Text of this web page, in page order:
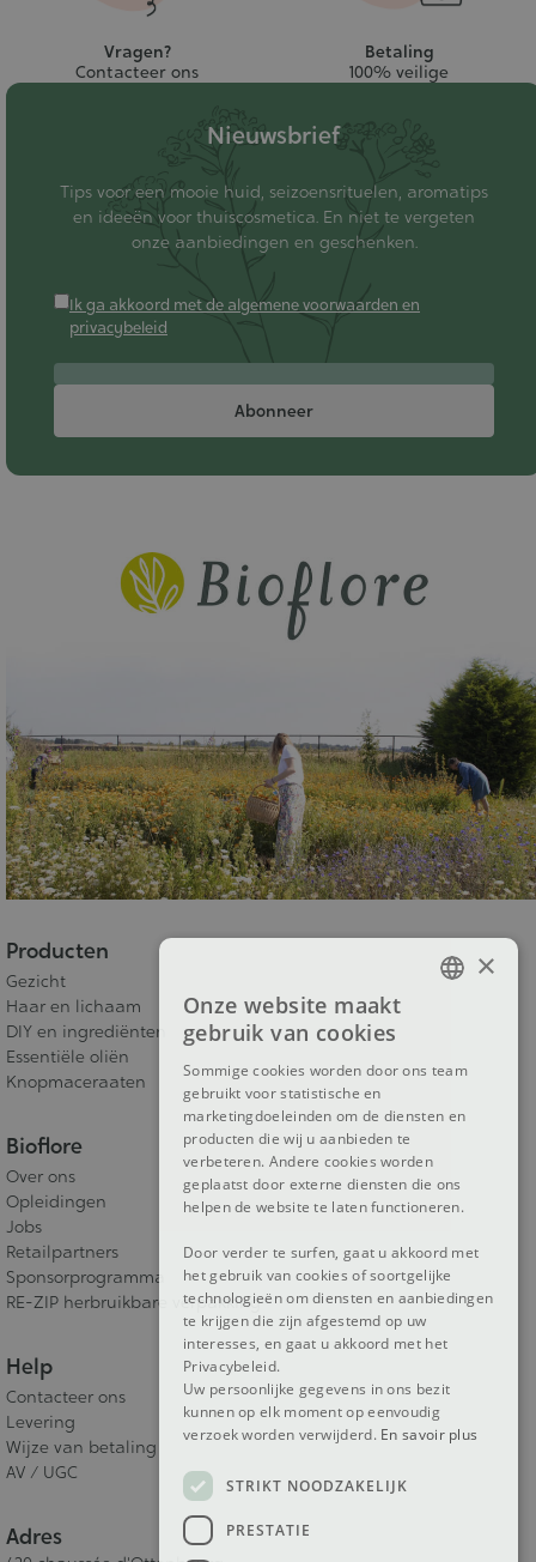
Vragen?
Contacteer ons
Betaling
100% veilige
Producten
Gezicht
Haar en lichaam
DIY en ingrediënten
Essentiële oliën
Knopmaceraaten
Bioflore
Over ons
Opleidingen
Jobs
Retailpartners
Sponsorprogramma
RE-ZIP herbruikbare verpakking
Help
Contacteer ons
Levering
Wijze van betaling
AV / UGC
Adres
Nieuwsbrief
Tips voor een mooie huid, seizoensrituelen, aromatips
en ideeën voor thuiscosmetica. En niet te vergeten
onze aanbiedingen en geschenken.
Ik ga akkoord met de algemene voorwaarden en
privacybeleid
Abonneer
×
Onze website maakt
gebruik van cookies
Sommige cookies worden door ons team
gebruikt voor statistische en
marketingdoeleinden om de diensten en
producten die wij u aanbieden te
verbeteren. Andere cookies worden
geplaatst door externe diensten die ons
helpen de website te laten functioneren.
Door verder te surfen, gaat u akkoord met
het gebruik van cookies of soortgelijke
technologieën om diensten en aanbiedingen
te krijgen die zijn afgestemd op uw
interesses, en gaat u akkoord met het
Privacybeleid.
Uw persoonlijke gegevens in ons bezit
kunnen op elk moment op eenvoudig
verzoek worden verwijderd. En savoir plus
STRIKT NOODZAKELIJK
PRESTATIE